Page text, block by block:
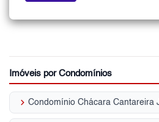
Imóveis por Condomínios
keyboard_arrow_right